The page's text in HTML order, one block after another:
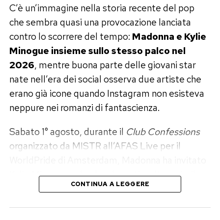
spiegato di non aver avuto «in alcun momento il
possesso fisico né il controllo pratico del
veicolo» e ha sostenuto che la mancanza della
polizza non avrebbe creato alcun rischio per gli
altri utenti della strada.
«Pensavo fosse coperta
dall’assicurazione dell’officina»
Il cantante ha attribuito l’accaduto a quello che
ha definito un «autentico equivoco
assicurato di possedere polizze professionali
complete per i veicoli custoditi e sottoposti a
lavorazione. Sheeran era quindi convinto che
C’è un’immagine nella storia recente del pop
che sembra quasi una provocazione lanciata
contro lo scorrere del tempo: Madonna e Kylie
Minogue insieme sullo stesso palco nel
2026, mentre buona parte delle giovani star
nate nell’era dei social osserva due artiste che
erano già icone quando Instagram non esisteva
neppure nei romanzi di fantascienza.
Sabato 1° agosto, durante il Club Confessions
organizzato da MISTR all’AFAS Live per il
Kylie Minogue sul palco davanti a oltre seimila
persone. Le due hanno presentato per la prima
CONTINUA A LEGGERE